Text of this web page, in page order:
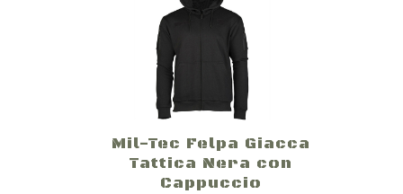
Mil-Tec Felpa Giacca
Tattica Nera con
Cappuccio